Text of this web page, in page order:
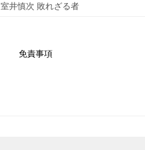
室井慎次 敗れざる者
免責事項